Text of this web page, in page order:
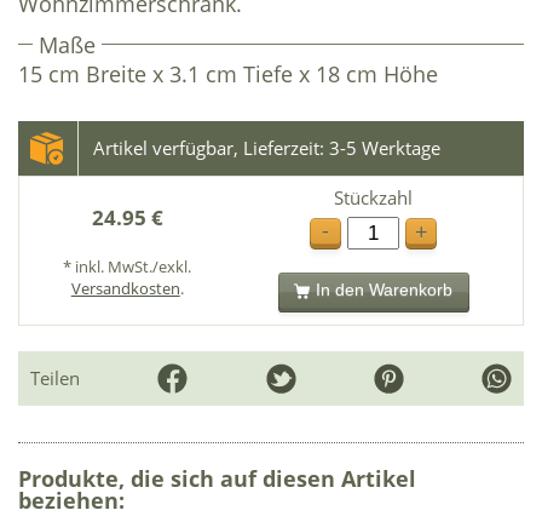
Maße
15 cm Breite x 3.1 cm Tiefe x 18 cm Höhe
Artikel verfügbar, Lieferzeit: 3-5 Werktage
24.95 €
* inkl. MwSt./exkl.
Versandkosten.
Stückzahl
-
+
In den Warenkorb
Teilen
Produkte, die sich auf diesen Artikel
beziehen: